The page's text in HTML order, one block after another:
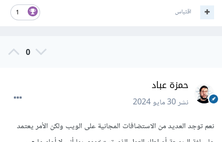
1 اقتباس
0
حمزة عباد
نشر30 مايو 2024
نعم توجد العديد من الاستضافات المجانية على الويب ولكن الأمر يعتمد